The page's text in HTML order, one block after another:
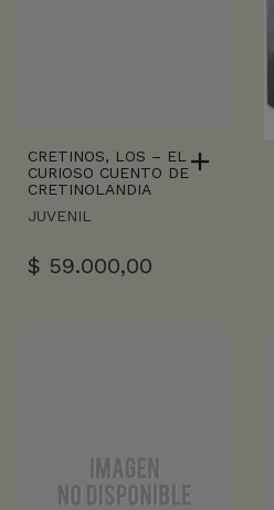
CRETINOS, LOS – EL
CURIOSO CUENTO DE
CRETINOLANDIA
JUVENIL
$ 59.000,00